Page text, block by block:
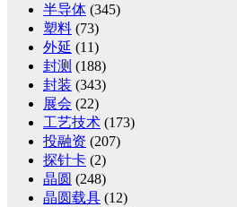
半导体 (345)
塑料 (73)
外延 (11)
封测 (188)
封装 (343)
展会 (22)
工艺技术 (173)
投融资 (207)
探针卡 (2)
晶圆 (248)
晶圆载具 (12)